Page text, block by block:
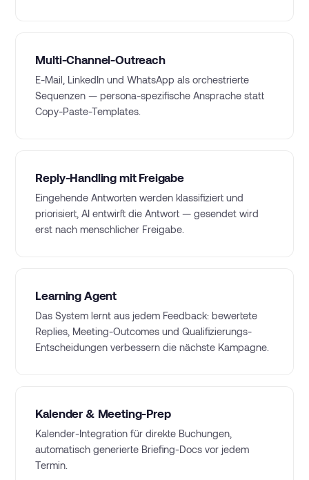
Multi-Channel-Outreach
E-Mail, LinkedIn und WhatsApp als orchestrierte
Sequenzen — persona-spezifische Ansprache statt
Copy-Paste-Templates.
Reply-Handling mit Freigabe
Eingehende Antworten werden klassifiziert und
priorisiert, AI entwirft die Antwort — gesendet wird
erst nach menschlicher Freigabe.
Learning Agent
Das System lernt aus jedem Feedback: bewertete
Replies, Meeting-Outcomes und Qualifizierungs-
Entscheidungen verbessern die nächste Kampagne.
Kalender & Meeting-Prep
Kalender-Integration für direkte Buchungen,
automatisch generierte Briefing-Docs vor jedem
Termin.